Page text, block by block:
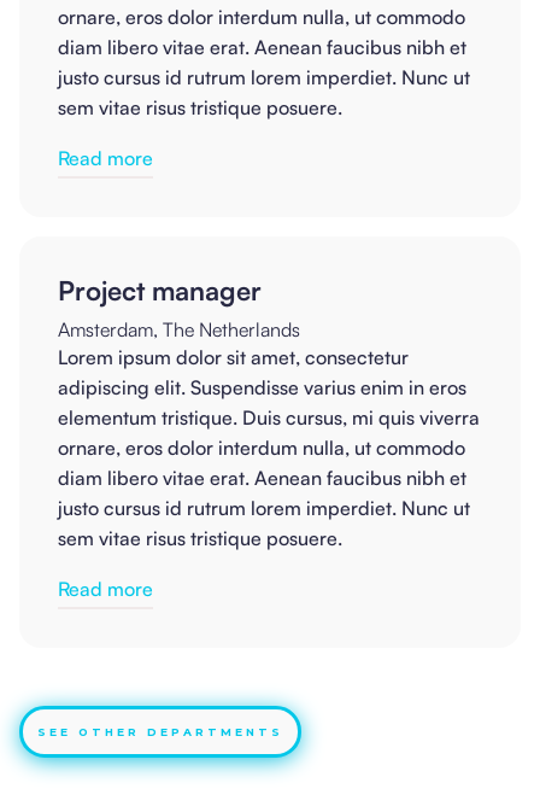
ornare, eros dolor interdum nulla, ut commodo
diam libero vitae erat. Aenean faucibus nibh et
justo cursus id rutrum lorem imperdiet. Nunc ut
sem vitae risus tristique posuere.
Read more
Project manager
Amsterdam, The Netherlands
Lorem ipsum dolor sit amet, consectetur
adipiscing elit. Suspendisse varius enim in eros
elementum tristique. Duis cursus, mi quis viverra
ornare, eros dolor interdum nulla, ut commodo
diam libero vitae erat. Aenean faucibus nibh et
justo cursus id rutrum lorem imperdiet. Nunc ut
sem vitae risus tristique posuere.
Read more
SEE OTHER DEPARTMENTS